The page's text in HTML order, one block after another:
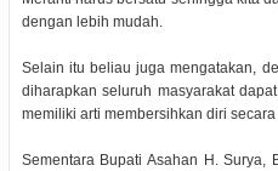
dengan lebih mudah.
Selain itu beliau juga mengatakan,
diharapkan seluruh masyarakat
memiliki arti membersihkan diri
Sementara Bupati Asahan H. Surya,